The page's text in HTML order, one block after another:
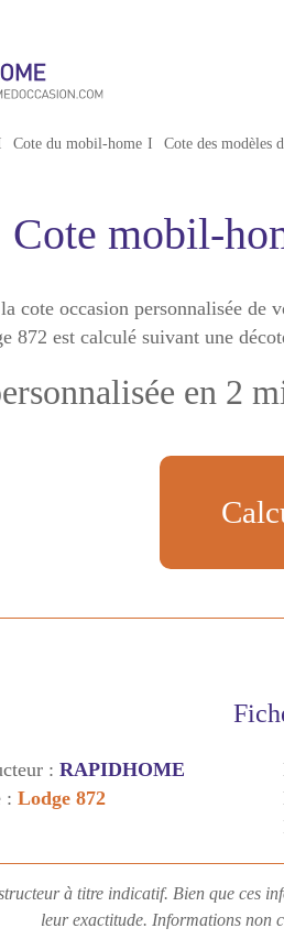
Cote du mobil-home Cote des modèles
Cote mobil-
cote occasion personnalisée
872 est calculé suivant une
en 2
: RAPIDHOME
: Lodge 872
à titre indicatif. Bien que ces
leur exactitude. Informations non